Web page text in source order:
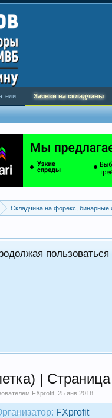
Складчина на форекс,
|
FXprofit ,25 янв 2018
FXprofit
Заявки на складчины